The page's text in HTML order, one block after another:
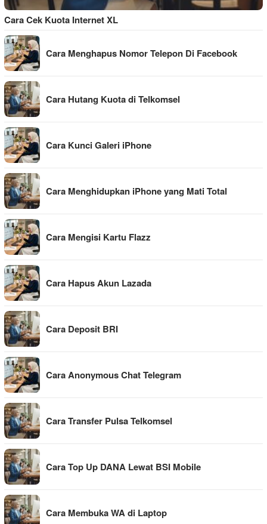
Cara Cek Kuota Internet XL
Cara Menghapus Nomor Telepon Di Facebook
Cara Hutang Kuota di Telkomsel
Cara Kunci Galeri iPhone
Cara Menghidupkan iPhone yang Mati Total
Cara Mengisi Kartu Flazz
Cara Hapus Akun Lazada
Cara Deposit BRI
Cara Anonymous Chat Telegram
Cara Transfer Pulsa Telkomsel
Cara Top Up DANA Lewat BSI Mobile
Cara Membuka WA di Laptop